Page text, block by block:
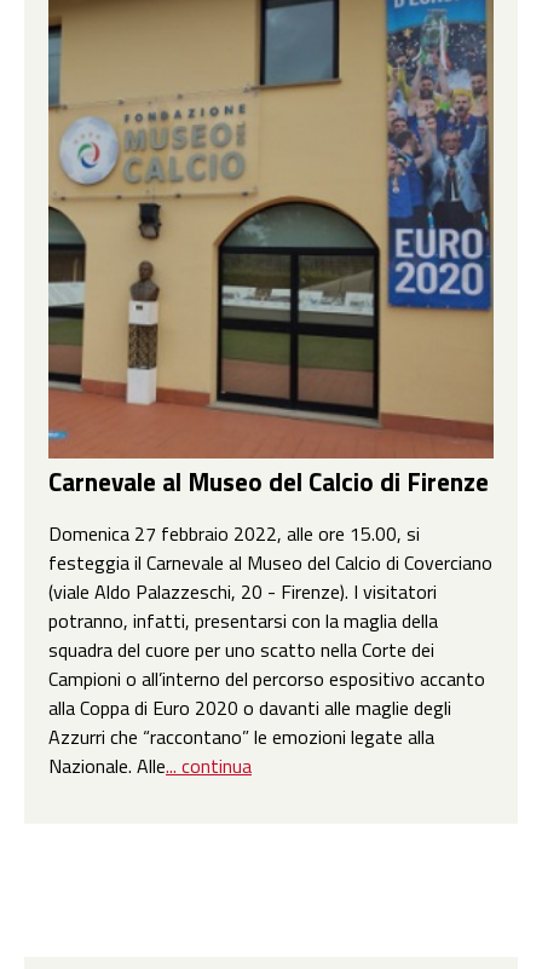
Carnevale al Museo del Calcio di Firenze
Domenica 27 febbraio 2022, alle ore 15.00, si
festeggia il Carnevale al Museo del Calcio di Coverciano
(viale Aldo Palazzeschi, 20 - Firenze). I visitatori
potranno, infatti, presentarsi con la maglia della
squadra del cuore per uno scatto nella Corte dei
Campioni o all’interno del percorso espositivo accanto
alla Coppa di Euro 2020 o davanti alle maglie degli
Azzurri che “raccontano” le emozioni legate alla
Nazionale. Alle... continua